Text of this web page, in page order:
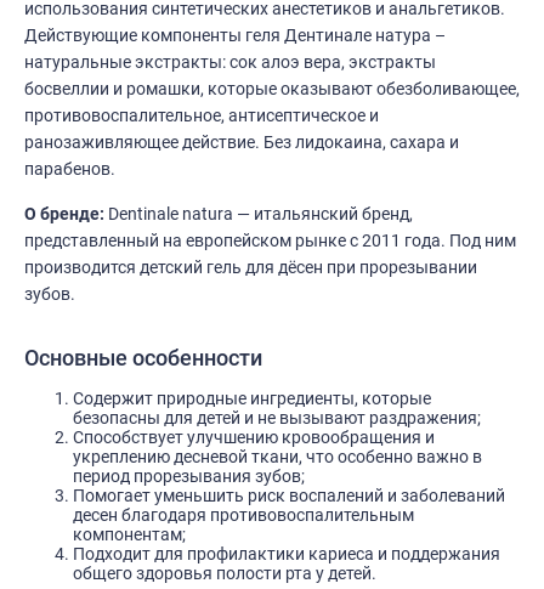
использования синтетических анестетиков и анальгетиков.
Действующие компоненты геля Дентинале натура –
натуральные экстракты: сок алоэ вера, экстракты
босвеллии и ромашки, которые оказывают обезболивающее,
противовоспалительное, антисептическое и
ранозаживляющее действие. Без лидокаина, сахара и
парабенов.
О бренде: Dentinale natura — итальянский бренд,
представленный на европейском рынке с 2011 года. Под ним
производится детский гель для дёсен при прорезывании
зубов.
Основные особенности
Содержит природные ингредиенты, которые
безопасны для детей и не вызывают раздражения;
Способствует улучшению кровообращения и
укреплению десневой ткани, что особенно важно в
период прорезывания зубов;
Помогает уменьшить риск воспалений и заболеваний
десен благодаря противовоспалительным
компонентам;
Подходит для профилактики кариеса и поддержания
общего здоровья полости рта у детей.